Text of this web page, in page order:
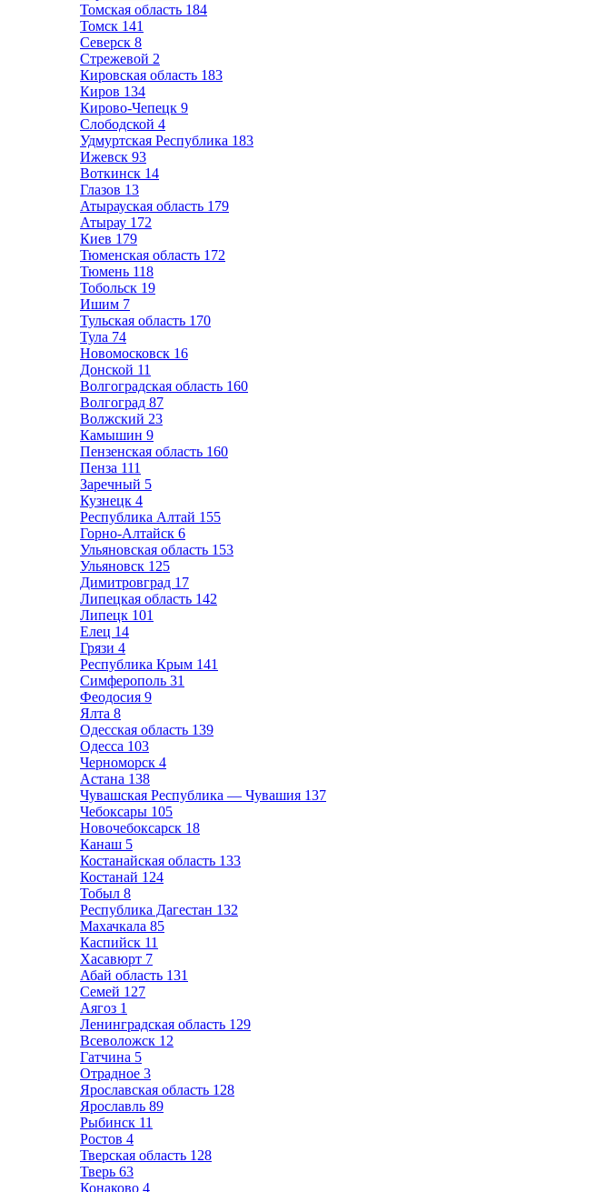
Томская область 184
Томск 141
Северск 8
Стрежевой 2
Кировская область 183
Киров 134
Кирово-Чепецк 9
Слободской 4
Удмуртская Республика 183
Ижевск 93
Воткинск 14
Глазов 13
Атырауская область 179
Атырау 172
Киев 179
Тюменская область 172
Тюмень 118
Тобольск 19
Ишим 7
Тульская область 170
Тула 74
Новомосковск 16
Донской 11
Волгоградская область 160
Волгоград 87
Волжский 23
Камышин 9
Пензенская область 160
Пенза 111
Заречный 5
Кузнецк 4
Республика Алтай 155
Горно-Алтайск 6
Ульяновская область 153
Ульяновск 125
Димитровград 17
Липецкая область 142
Липецк 101
Елец 14
Грязи 4
Республика Крым 141
Симферополь 31
Феодосия 9
Ялта 8
Одесская область 139
Одесса 103
Черноморск 4
Астана 138
Чувашская Республика — Чувашия 137
Чебоксары 105
Новочебоксарск 18
Канаш 5
Костанайская область 133
Костанай 124
Тобыл 8
Республика Дагестан 132
Махачкала 85
Каспийск 11
Хасавюрт 7
Абай область 131
Семей 127
Аягоз 1
Ленинградская область 129
Всеволожск 12
Гатчина 5
Отрадное 3
Ярославская область 128
Ярославль 89
Рыбинск 11
Ростов 4
Тверская область 128
Тверь 63
Конаково 4